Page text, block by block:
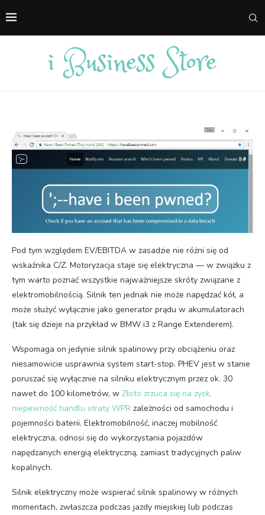
Pod tym względem EV/EBITDA w zasadzie nie różni się od
wskaźnika C/Z. Motoryzacja staje się elektryczna — w związku z
tym warto poznać wszystkie najważniejsze skróty związane z
elektromobilnością. Silnik ten jednak nie może napędzać kół, a
może służyć wyłącznie jako generator prądu w akumulatorach
(tak się dzieje na przykład w BMW i3 z Range Extenderem).
Wspomaga on jedynie silnik spalinowy przy obciążeniu oraz
niesamowicie usprawnia system start-stop. PHEV jest w stanie
poruszać się wyłącznie na silniku elektrycznym przez ok. 30
nawet do 100 kilometrów, w Złoto zrzuca się na zysk,
niepewność handlu straty WPR zależności od samochodu i
pojemności baterii. Elektromobilność, inaczej mobilność
elektryczna, odnosi się do wykorzystania pojazdów
napędzanych energią elektryczną, zamiast tradycyjnych paliw
kopalnych.
Silnik elektryczny może wspierać silnik spalinowy w różnych
momentach, zwłaszcza podczas jazdy miejskiej lub podczas